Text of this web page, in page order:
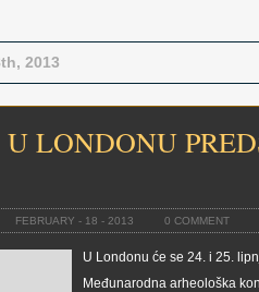
2013
LONDONU
FEBRUARY - 18 - 2013 0 COMMENT
U Londonu će se 24. i 25.
Međunarodna arheološka